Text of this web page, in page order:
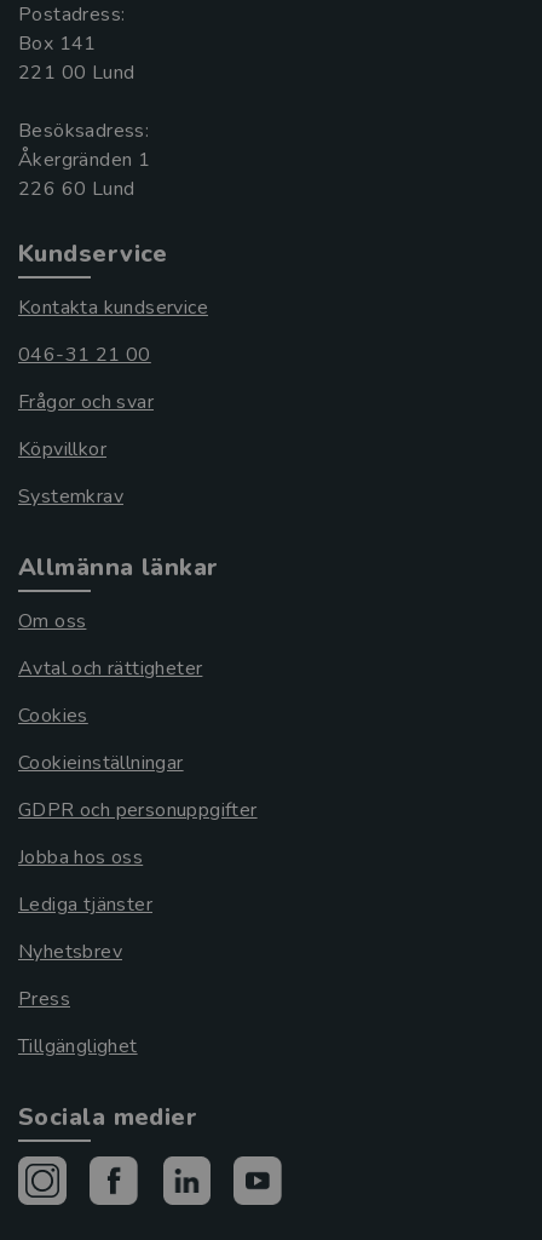
Postadress:
Box 141
221 00 Lund
Besöksadress:
Åkergränden 1
Kundservice
Kontakta kundservice
046-31 21 00
Frågor och svar
Köpvillkor
Systemkrav
Allmänna länkar
Om oss
Avtal och rättigheter
Cookies
Cookieinställningar
GDPR och personuppgifter
Jobba hos oss
Lediga tjänster
Nyhetsbrev
Press
Tillgänglighet
Sociala medier